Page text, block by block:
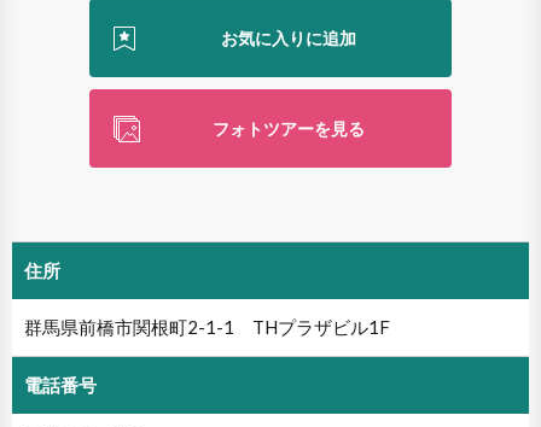
フォトツアーを見る
住所
群馬県前橋市関根町2-1-1 THプラザビル1F
電話番号